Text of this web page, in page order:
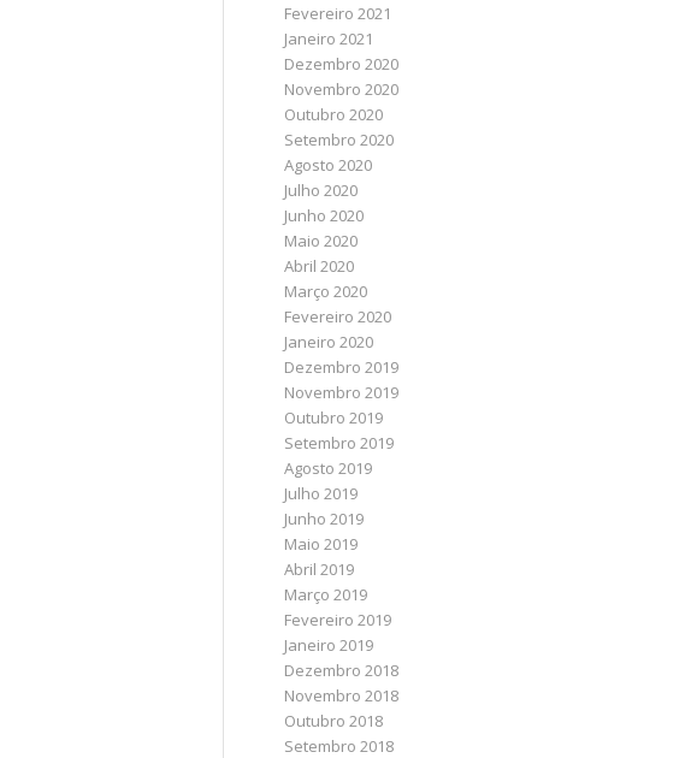
Fevereiro 2021
Janeiro 2021
Dezembro 2020
Novembro 2020
Outubro 2020
Setembro 2020
Agosto 2020
Julho 2020
Junho 2020
Maio 2020
Abril 2020
Março 2020
Fevereiro 2020
Janeiro 2020
Dezembro 2019
Novembro 2019
Outubro 2019
Setembro 2019
Agosto 2019
Julho 2019
Junho 2019
Maio 2019
Abril 2019
Março 2019
Fevereiro 2019
Janeiro 2019
Dezembro 2018
Novembro 2018
Outubro 2018
Setembro 2018